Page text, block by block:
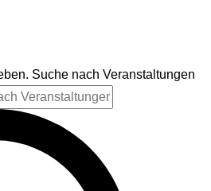
Suche nach Veranstaltungen